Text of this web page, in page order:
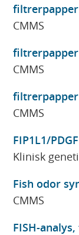
filtrerpapper
CMMS
filtrerpapper
CMMS
filtrerpapper
CMMS
FIP1L1/
Klinisk
Fish odor
CMMS
FISH-